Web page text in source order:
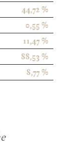
44,72 %
0,55 %
11,47 %
88,53 %
8,77 %